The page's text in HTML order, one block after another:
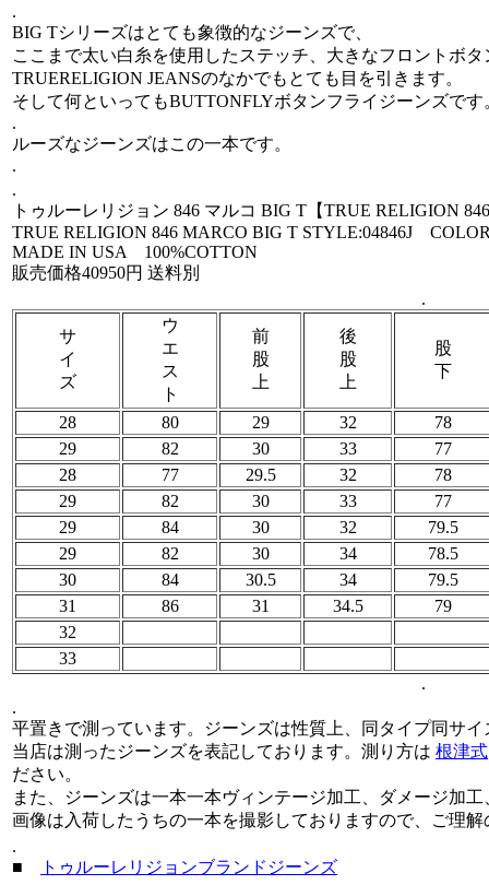
.
BIG Tシリーズはとても象徴的なジーンズで、
ここまで太い白糸を使用したステッチ、大きなフロントボ
TRUERELIGION JEANSのなかでもとても目を引きます。
そして何といってもBUTTONFLYボタンフライジーンズです
.
ルーズなジーンズはこの一本です。
.
.
トゥルーレリジョン 846 マルコ BIG T【TRUE RELIGION
TRUE RELIGION 846 MARCO BIG T STYLE:04846J
MADE IN USA 100%COTTON
販売価格40950円 送料別
.
サ
イ
ズ
ウ
エ
ス
ト
前
股
上
後
股
上
股
下
28 80 29 32
78
29
82 30 33
77
28
77 29.5 32
78
29
82 30 33
77
29
84 30 32
79.5
29
82 30 34
78.5
30
84 30.5 34
79.5
31
86 31 34.5
79
32
33
.
.
平置きで測っています。ジーンズは性質上、同タイプ同サ
当店は測ったジーンズを表記しております。測り方は 根津式
ださい。
また、ジーンズは一本一本ヴィンテージ加工、ダメージ加
画像は入荷したうちの一本を撮影しておりますので、ご理
.
■
トゥルーレリジョンブランドジーンズ